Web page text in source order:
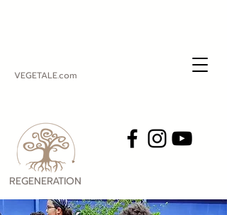
VEGETALE.com
REGENERATION